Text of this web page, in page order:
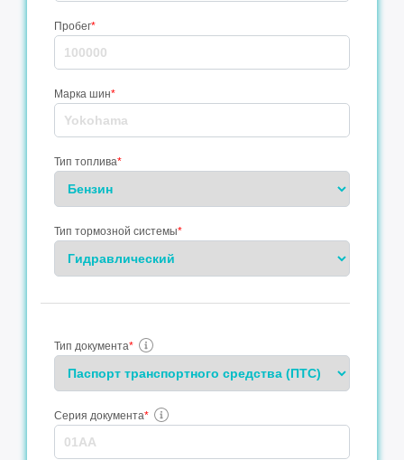
Пробег*
Марка шин*
Тип топлива*
Тип тормозной системы*
Тип документа*
Серия документа*